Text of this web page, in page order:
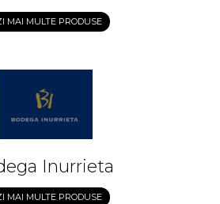
MAI MULTE PRODUSE
Inurrieta
MAI MULTE PRODUSE